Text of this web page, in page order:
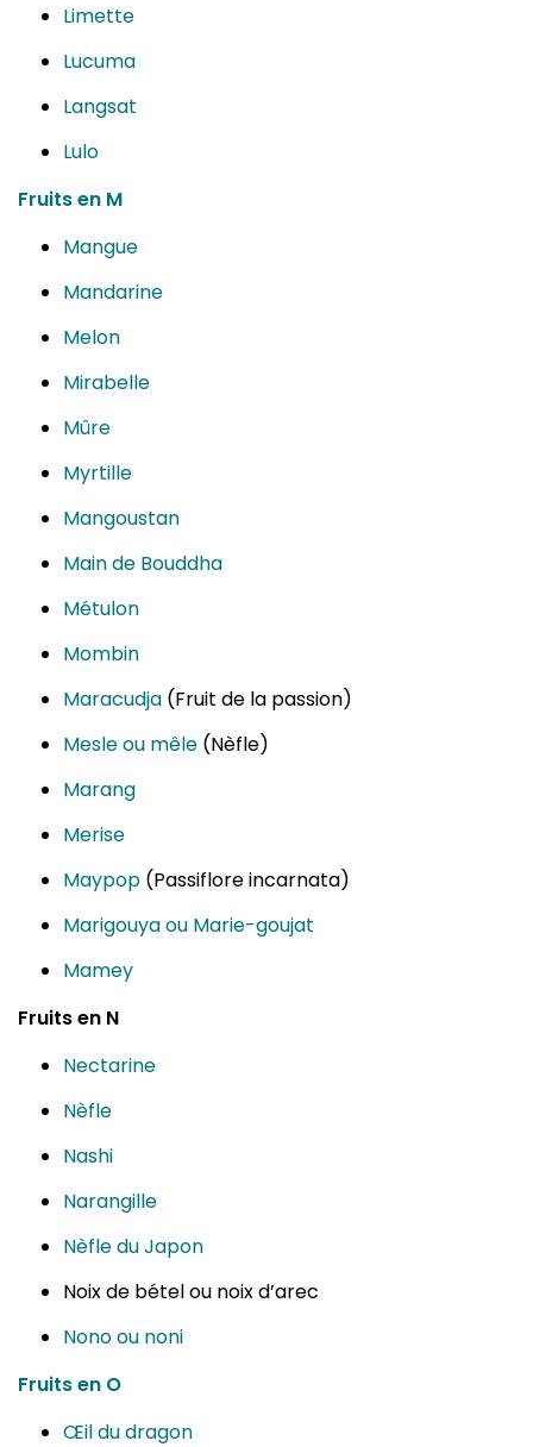
Limette
Lucuma
Langsat
Lulo
Fruits en M
Mangue
Mandarine
Melon
Mirabelle
Mûre
Myrtille
Mangoustan
Main de Bouddha
Métulon
Mombin
Maracudja (Fruit de la passion)
Mesle ou mêle (Nèfle)
Marang
Merise
Maypop (Passiflore incarnata)
Marigouya ou Marie-goujat
Mamey
Fruits en N
Nectarine
Nèfle
Nashi
Narangille
Nèfle du Japon
Noix de bétel ou noix d’arec
Nono ou noni
Fruits en O
Œil du dragon